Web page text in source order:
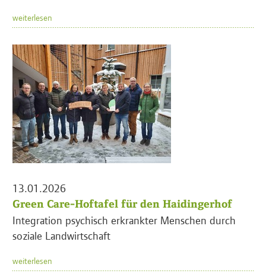
weiterlesen
13.01.2026
Green Care-Hoftafel für den Haidingerhof
Integration psychisch erkrankter Menschen durch
soziale Landwirtschaft
weiterlesen